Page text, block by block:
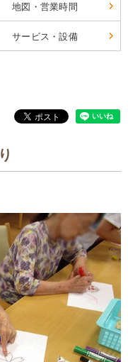
地図・営業時間
サービス・設備